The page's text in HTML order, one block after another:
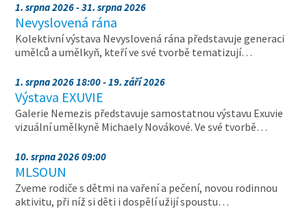
1. srpna 2026 - 31. srpna 2026
Nevyslovená rána
Kolektivní výstava Nevyslovená rána představuje generaci
umělců a umělkyň, kteří ve své tvorbě tematizují…
1. srpna 2026 18:00 - 19. září 2026
Výstava EXUVIE
Galerie Nemezis představuje samostatnou výstavu Exuvie
vizuální umělkyně Michaely Novákové. Ve své tvorbě…
10. srpna 2026 09:00
MLSOUN
Zveme rodiče s dětmi na vaření a pečení, novou rodinnou
aktivitu, při níž si děti i dospělí užijí spoustu…